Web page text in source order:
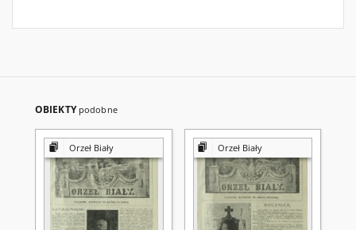
OBIEKTY podobne
Orzeł Biały Orzeł Biały